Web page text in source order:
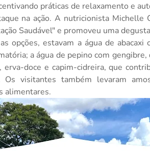
práticas de relaxamento e
na ação. A nutricionista Michelle
Saudável" e promoveu uma
opções, estavam a água de abacaxi
a água de pepino com
doce e capim-cidreira, que
visitantes também levaram
alimentares.